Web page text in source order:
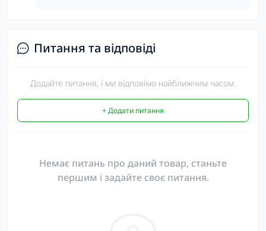
Питання та відповіді
Додайте питання, і ми відповімо найближчим часом.
+ Додати питання
Немає питань про даний товар, станьте
першим і задайте своє питання.